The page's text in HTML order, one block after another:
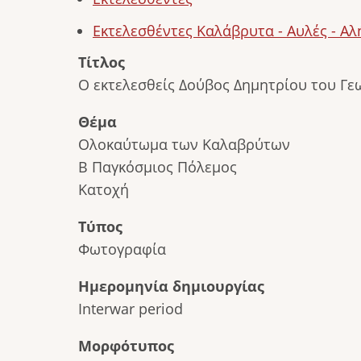
Εκτελεσθέντες Καλάβρυτα - Αυλές -
Τίτλος
Ο εκτελεσθείς Δούβος Δημητρίου του
Θέμα
Ολοκαύτωμα των Καλαβρύτων
Β Παγκόσμιος Πόλεμος
Κατοχή
Τύπος
Φωτογραφία
Ημερομηνία δημιουργίας
Interwar period
Μορφότυπος